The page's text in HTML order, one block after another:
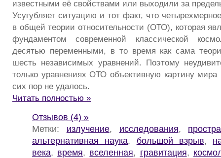
известными её свойствами или выходили за
Усугубляет ситуацию и тот факт, что
в общей теории относительности (ОТО), которая
фундаментом современной классической
десятью переменными, в то время как сама
шесть независимых уравнений. Поэтому
только уравнениях ОТО объективную картину мира
сих пор не удалось.
Читать полностью »
Отзывов (4) »
Метки: излучение, исследования,
альтернативная наука, большой взрыв,
века, время, вселенная, гравитация,